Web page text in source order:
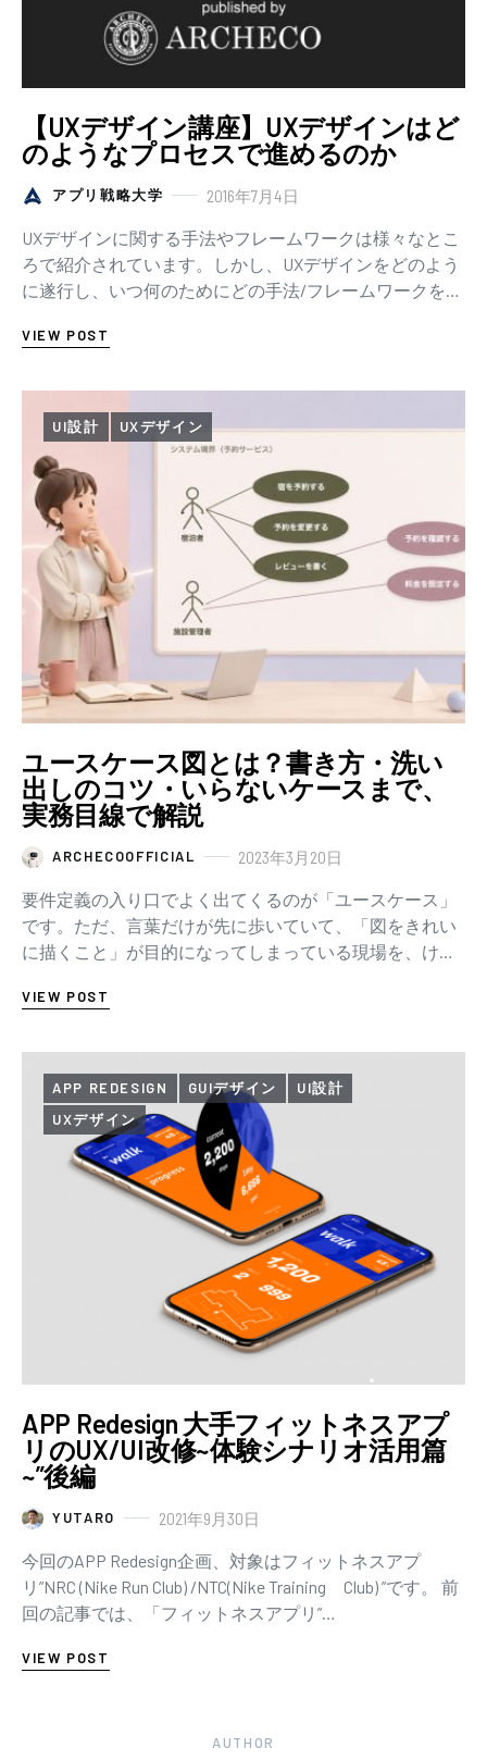
【UXデザイン講座】UXデザインはど
のようなプロセスで進めるのか
アプリ戦略大学 2016年7月4日
UXデザインに関する手法やフレームワークは様々なとこ
ろで紹介されています。しかし、UXデザインをどのよう
に遂行し、いつ何のためにどの手法/フレームワークを活
VIEW POST
UI設計 UXデザイン
ユースケース図とは？書き方・洗い
出しのコツ・いらないケースまで、
実務目線で解説
ARCHECOOFFICIAL 2023年3月20日
要件定義の入り口でよく出てくるのが「ユースケース」
です。ただ、言葉だけが先に歩いていて、「図をきれい
に描くこと」が目的になってしまっている現場を、けっ
VIEW POST
APP REDESIGN GUIデザイン
UI設計
UXデザイン
APP Redesign 大手フィットネスアプ
リのUX/UI改修~体験シナリオ活用篇
~”後編
YUTARO 2021年9月30日
今回のAPP Redesign企画、対象はフィットネスアプ
リ”NRC (Nike Run Club) /NTC(Nike Training Club) ”です。 前
回の記事では、「フィットネスアプリ”…
VIEW POST
AUTHOR